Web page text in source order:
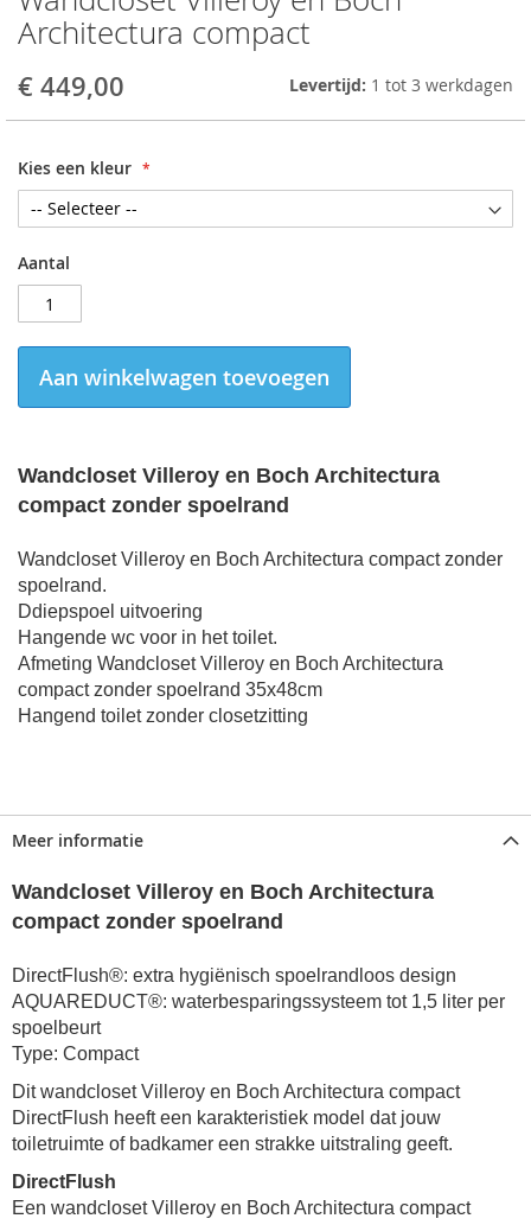
Architectura compact
€ 449,00 Levertijd: 1 tot 3 werkdagen
Kies een kleur
Aantal
Aan winkelwagen toevoegen
Wandcloset Villeroy en Boch Architectura
compact zonder spoelrand
Wandcloset Villeroy en Boch Architectura compact zonder
spoelrand.
Ddiepspoel uitvoering
Hangende wc voor in het toilet.
Afmeting Wandcloset Villeroy en Boch Architectura
compact zonder spoelrand 35x48cm
Hangend toilet zonder closetzitting
to
the
of
gallery
Meer informatie
Wandcloset Villeroy en Boch Architectura
compact zonder spoelrand
DirectFlush®: extra hygiënisch spoelrandloos design
AQUAREDUCT®: waterbesparingssysteem tot 1,5 liter per
spoelbeurt
Type: Compact
Dit wandcloset Villeroy en Boch Architectura compact
DirectFlush heeft een karakteristiek model dat jouw
toiletruimte of badkamer een strakke uitstraling geeft.
DirectFlush
Een wandcloset Villeroy en Boch Architectura compact